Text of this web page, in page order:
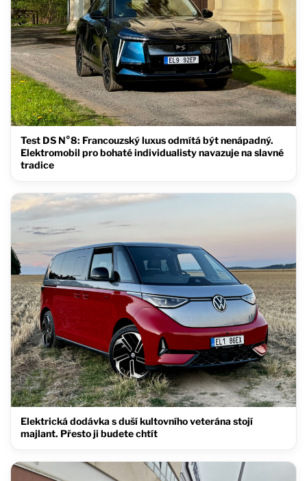
Test DS N°8: Francouzský luxus odmítá být nenápadný.
Elektromobil pro bohaté individualisty navazuje na slavné
tradice
Elektrická dodávka s duší kultovního veterána stojí
majlant. Přesto ji budete chtít